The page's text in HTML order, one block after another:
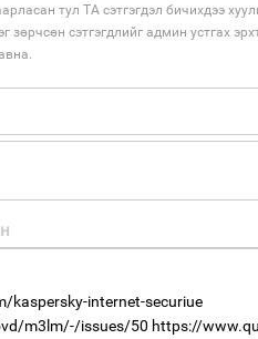
тул ТА сэтгэгдэл бичихдээ
зөрчсөн сэтгэгдлийг админ устгах
kaspersky-internet-securiue
m3lm/-/issues/50 https://